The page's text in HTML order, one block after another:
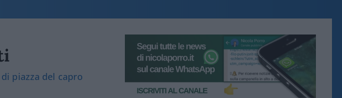
piazza del capro